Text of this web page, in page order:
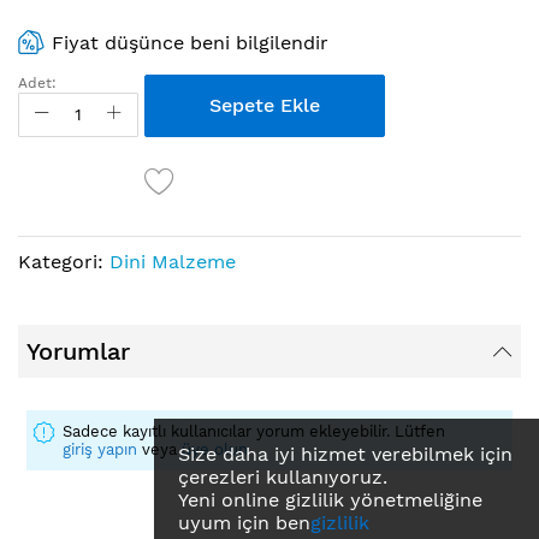
Size daha iyi hizmet verebilmek için
çerezleri kullanıyoruz.
Yeni online gizlilik yönetmeliğine
uyum için bengizlilik
Fiyat düşünce beni bilgilendir
Adet:
Sepete Ekle
Kategori: Dini Malzeme
Yorumlar
Sadece kayıtlı kullanıcılar yorum ekleyebilir. Lütfen
giriş yapın veyaüye olun